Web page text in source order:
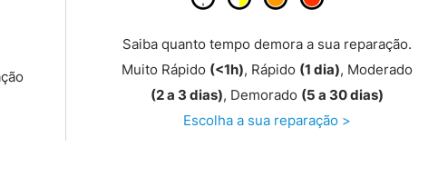
Saiba quanto tempo demora a sua reparação.
Muito Rápido (<1h), Rápido (1 dia), Moderado
(2 a 3 dias), Demorado (5 a 30 dias)
Escolha a sua reparação >